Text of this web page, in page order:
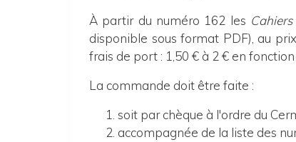
À partir du numéro 162 les Cahiers
disponible sous format PDF), au
frais de port : 1,50 € à 2 € en
La commande doit être faite :
soit par chèque à l'ordre du
accompagnée de la liste des